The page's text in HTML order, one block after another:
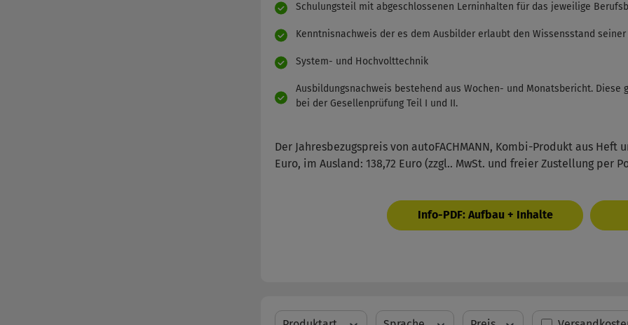
Schulungsteil mit abgeschlossenen Lerninhalten für das jeweilige
Kenntnisnachweis der es dem Ausbilder erlaubt den Wissensstand
System- und Hochvolttechnik
Ausbildungsnachweis bestehend aus Wochen- und Monatsbericht.
bei der Gesellenprüfung Teil I und II.
Der Jahresbezugspreis von autoFACHMANN, Kombi-Produkt aus
Euro, im Ausland: 138,72 Euro (zzgl.. MwSt. und freier Zustellung per
Info-PDF: Aufbau + Inhalte